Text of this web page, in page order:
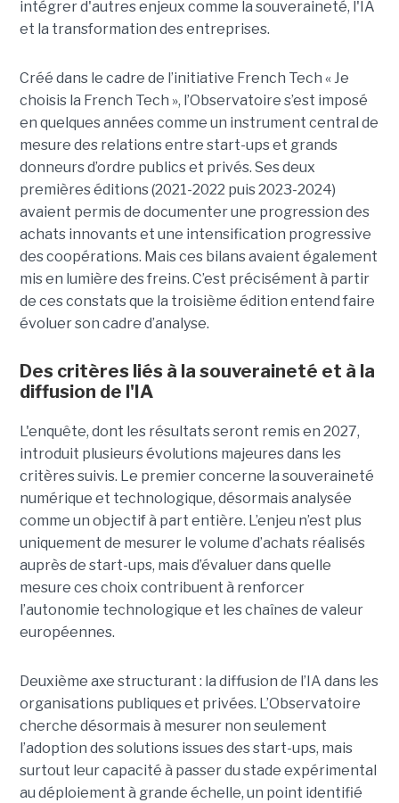
intégrer d'autres enjeux comme la souveraineté, l'IA
et la transformation des entreprises.
Créé dans le cadre de l’initiative French Tech « Je
choisis la French Tech », l’Observatoire s’est imposé
en quelques années comme un instrument central de
mesure des relations entre start-ups et grands
donneurs d’ordre publics et privés. Ses deux
premières éditions (2021-2022 puis 2023-2024)
avaient permis de documenter une progression des
achats innovants et une intensification progressive
des coopérations. Mais ces bilans avaient également
mis en lumière des freins. C’est précisément à partir
de ces constats que la troisième édition entend faire
évoluer son cadre d’analyse.
Des critères liés à la souveraineté et à la
diffusion de l'IA
L'enquête, dont les résultats seront remis en 2027,
introduit plusieurs évolutions majeures dans les
critères suivis. Le premier concerne la souveraineté
numérique et technologique, désormais analysée
comme un objectif à part entière. L’enjeu n’est plus
uniquement de mesurer le volume d’achats réalisés
auprès de start-ups, mais d’évaluer dans quelle
mesure ces choix contribuent à renforcer
l’autonomie technologique et les chaînes de valeur
européennes.
Deuxième axe structurant : la diffusion de l’IA dans les
organisations publiques et privées. L’Observatoire
cherche désormais à mesurer non seulement
l’adoption des solutions issues des start-ups, mais
surtout leur capacité à passer du stade expérimental
au déploiement à grande échelle, un point identifié